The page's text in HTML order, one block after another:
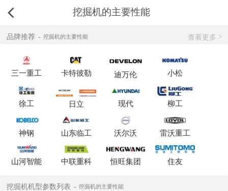
挖掘机的主要性能
品牌推荐 挖掘机的主要性能 查看更多
三一重工 卡特彼勒 迪万伦 小松
徐工 日立 现代 柳工
神钢 山东临工 沃尔沃 雷沃重工
山河智能 中联重科 恒旺集团 住友
挖掘机机型参数列表 挖掘机的主要性能